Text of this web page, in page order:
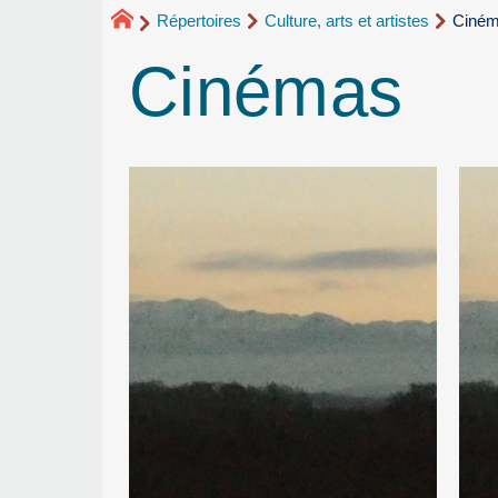
Répertoires Culture, arts et artistes
Cinémas